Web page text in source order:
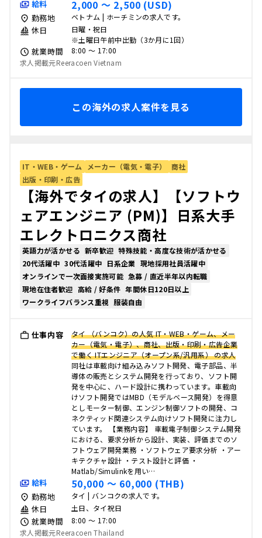
給料 2,000 〜 2,500 (USD)
勤務地 ベトナム | ホーチミンの求人です。
休日
日曜・祝日
※土曜日午前中出勤（3か月に1回）
就業時間
8:00 〜 17:00
求人掲載元Reeracoen Vietnam
この海外の求人案件を見る
IT・WEB・ゲーム メーカー（電気・電子）
商社
出版・印刷・広告
【海外でタイの求人】【ソフトウ
ェアエンジニア (PM)】日系大手
エレクトロニクス商社
英語力が活かせる 新卒歓迎 特殊技能・高度な技術が活かせる
20代活躍中 30代活躍中 日系企業 現地採用社員活躍中
オンラインで一次面接実施可能 急募 / 直近半年以内転職
現地在住者歓迎 高給 / 好条件 年間休日120日以上
ワークライフバランス重視 服装自由
仕事内容
タイ （バンコク）の人気 IT・WEB・ゲーム、メー
カー（電気・電子）、商社、出版・印刷・広告企業
で働く ITエンジニア（オープン系/汎用系） の求人
同社は車載向け組み込みソフト開発、電子部品、半
導体の販売とシステム開発を行っており、ソフト開
発を中心に、ハード設計に携わっています。車載向
けソフト開発ではMBD（モデルベース開発）を得意
としモーター制御、エンジン制御ソフトの開発、コ
ネクティッド関連システム向けソフト開発に注力し
ています。 【業務内容】 車載電子制御システム開発
における、要求分析から設計、実装、評価までのソ
フトウェア開発業務 ・ソフトウェア要求分析 ・アー
キテクチャ設計 ・テスト設計と評価 ・
Matlab/Simulinkを用い…
給料 50,000 〜 60,000 (THB)
勤務地 タイ | バンコクの求人です。
休日 土日、タイ祝日
就業時間
8:00 〜 17:00
求人掲載元Reeracoen Thailand